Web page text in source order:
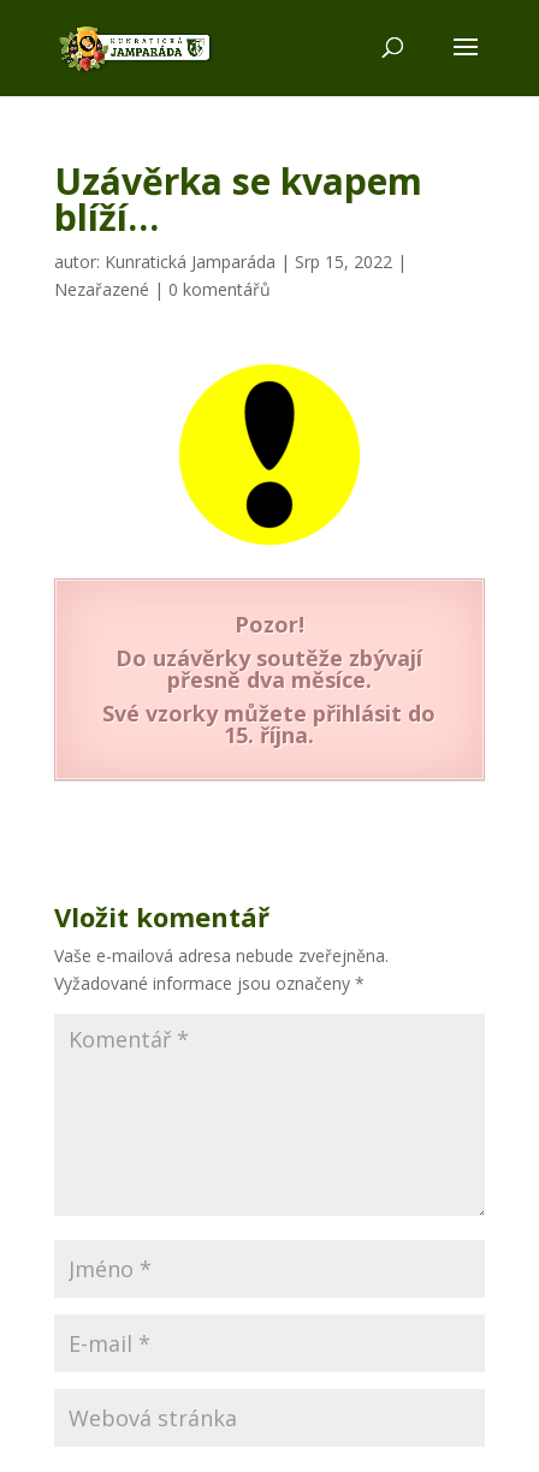
Uzávěrka se kvapem
blíží…
autor: Kunratická Jamparáda | Srp 15, 2022|
Nezařazené | 0 komentářů
Pozor!
Do uzávěrky soutěže zbývají
přesně dva měsíce.
Své vzorky můžete přihlásit do
15. října.
Vložit komentář
Vaše e-mailová adresa nebude zveřejněna.
Vyžadované informace jsou označeny *